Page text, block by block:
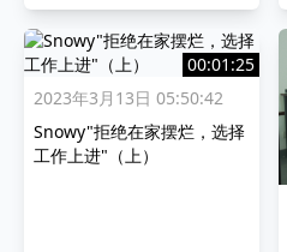
00:01:25
2023年3月13日 05:50:42
Snowy"拒绝在家摆烂，选择
工作上进"（上）